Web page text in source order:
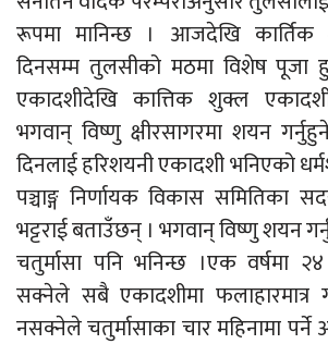
रूपमा मानिन्छ । आजदेखि
दिनसम्म तुलसीको मठमा विशेष
एकादशीदेखि कात्तिक शुक्ल
भगवान् विष्णु क्षीरसागरमा शयन
दिनलाई हरिशयनी एकादशी भनिएको
पञ्चाङ्ग निर्णायक विकास समितिका
भट्टराई बताउँछन् । भगवान् विष्णु शयन
चतुर्मासा पनि भनिन्छ ।एक वर्षमा
सक्नेले सबै एकादशीमा फलाहारमात्र
नसक्नेले चतुर्मासाका चार महिनामा